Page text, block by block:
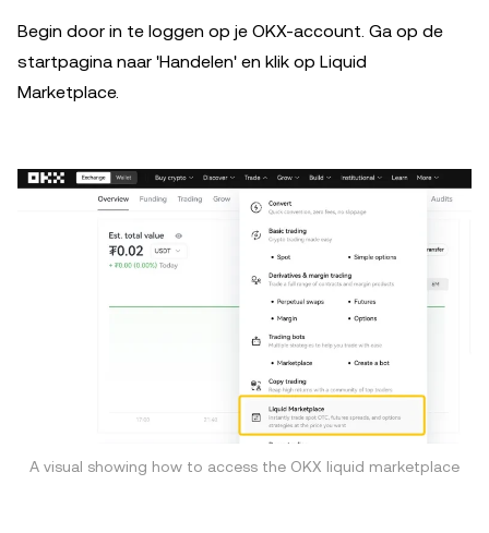
Begin door in te loggen op je OKX-account. Ga op de
startpagina naar 'Handelen' en klik op Liquid
Marketplace.
A visual showing how to access the OKX liquid marketplace